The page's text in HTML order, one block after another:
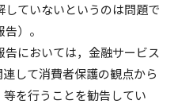
ていないというのは問題で
）。
においては，金融サービス
して消費者保護の観点から
を行うことを勧告してい